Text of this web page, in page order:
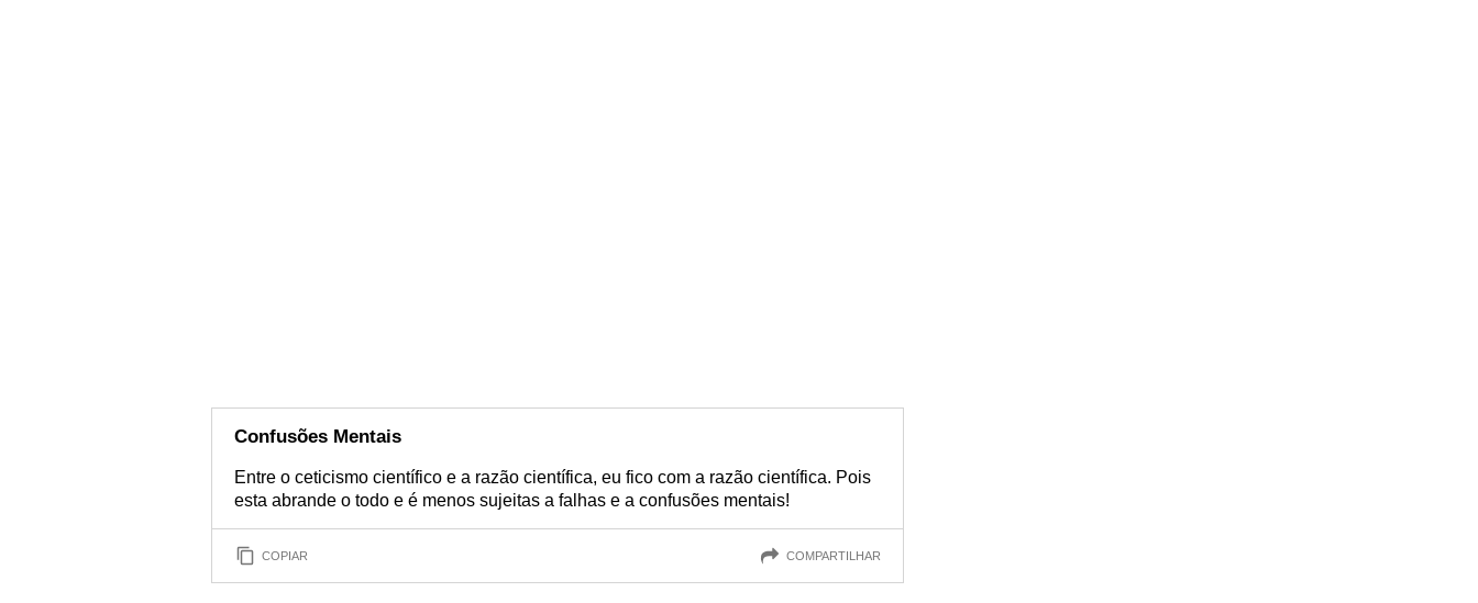
Confusões Mentais
Entre o ceticismo científico e a razão científica, eu fico com a razão científica. Pois
esta abrande o todo e é menos sujeitas a falhas e a confusões mentais!
COPIAR COMPARTILHAR